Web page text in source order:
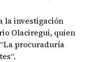
la investigación
Olaciregui, quien
procuraduría